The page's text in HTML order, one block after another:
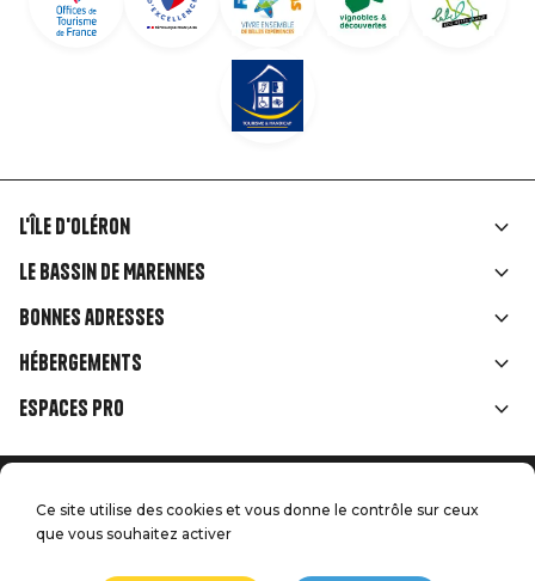
Liens
rubriques
L'île d'Oléron
Le Bassin de Marennes
Bonnes adresses
Hébergements
Espaces Pro
Menu
Accueil
Mentions légales
Presse
Ce site utilise des cookies et vous donne le contrôle sur ceux
que vous souhaitez activer